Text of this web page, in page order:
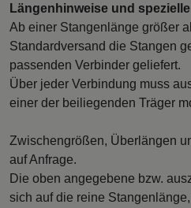
Längenhinweise und
Ab einer Stangenlänge größer
Standardversand die Stangen
passenden Verbinder geliefert.
Über jeder Verbindung muss
einer der beiliegenden Träger
Zwischengrößen, Überlängen
auf Anfrage.
Die oben angegebene bzw.
sich auf die reine